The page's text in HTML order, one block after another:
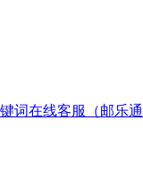
词在线客服（邮乐通